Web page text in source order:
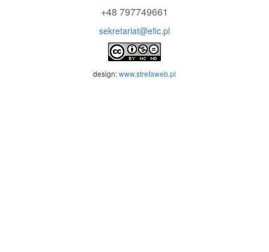
+48 797749661
sekretariat@efic.pl
design:www.strefaweb.pl